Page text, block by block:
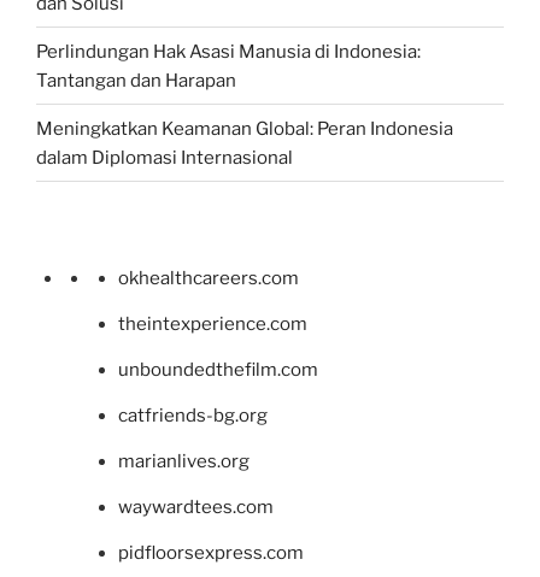
Perlindungan Hak Asasi Manusia di Indonesia:
Tantangan dan Harapan
Meningkatkan Keamanan Global: Peran Indonesia
dalam Diplomasi Internasional
okhealthcareers.com
theintexperience.com
unboundedthefilm.com
catfriends-bg.org
marianlives.org
waywardtees.com
pidfloorsexpress.com